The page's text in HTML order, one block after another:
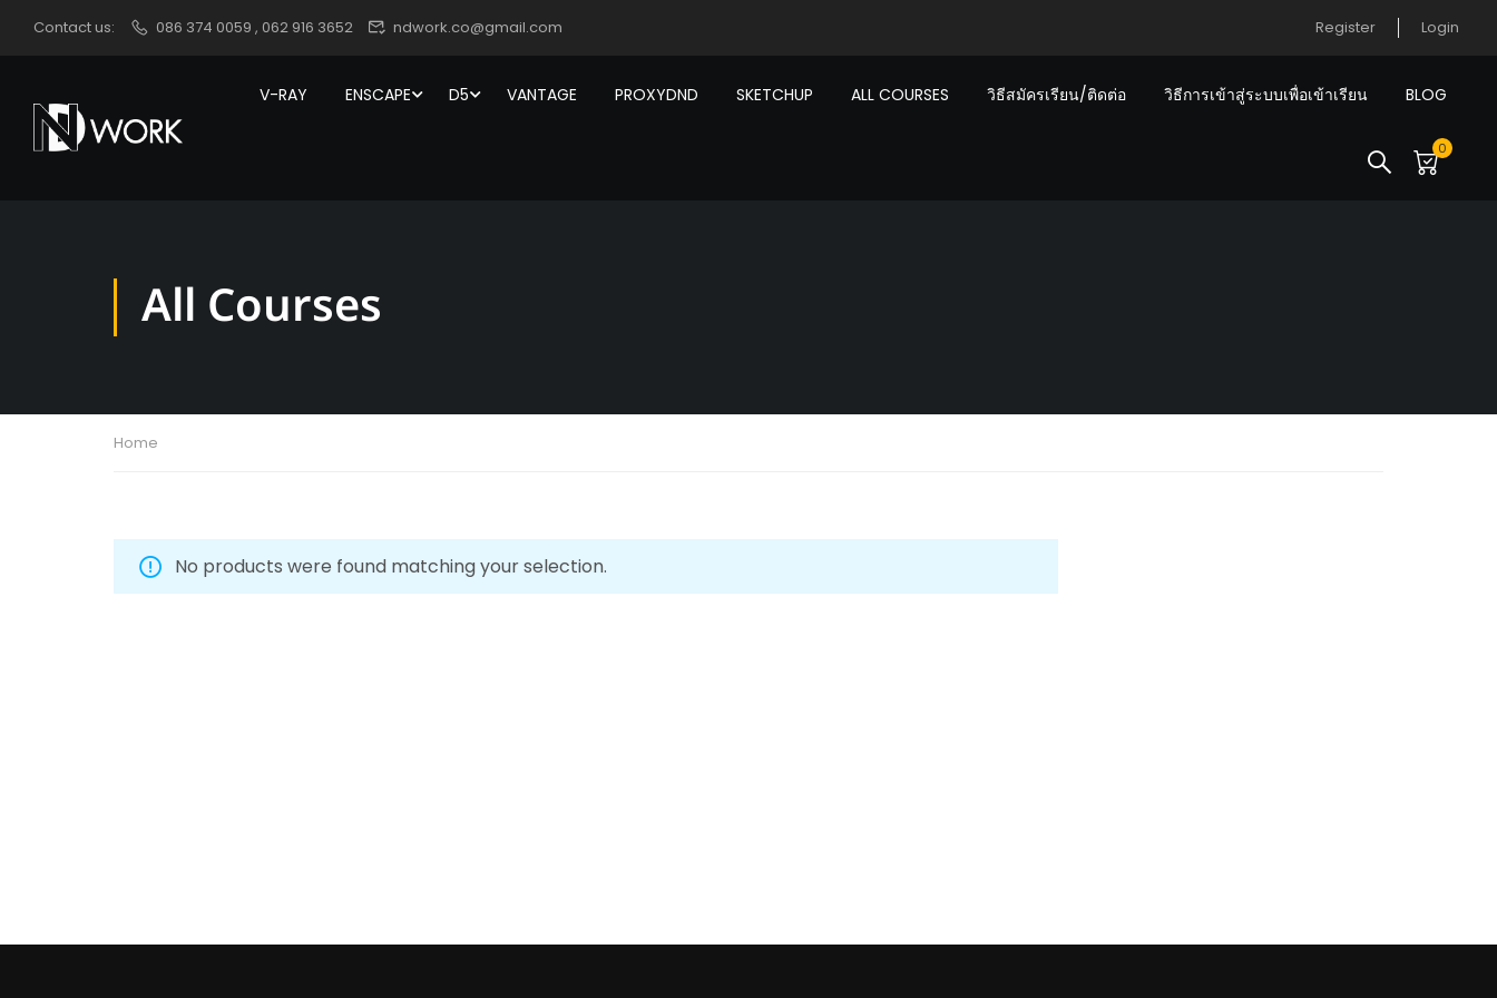
Contact us: 086 374 0059 , 062 916 3652 ndwork.co@gmail.com Register Login
V-RAY ENSCAPE D5 VANTAGE PROXYDND SKETCHUP ALL COURSES วิธีสมัครเรียน/ติดต่อ วิธีการเข้าสู่ระบบเพื่อเข้าเรียน BLOG
0
All Courses
Home
No products were found matching your selection.